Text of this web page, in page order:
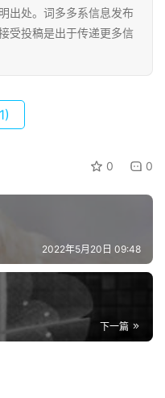
册
出处。词多多系信息发布
受投稿是出于传递更多信
0 0
2022年5月20日 09:48
下一篇